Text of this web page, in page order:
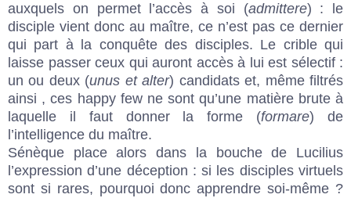
auxquels on permet l’accès à soi (admittere) : le
disciple vient donc au maître, ce n’est pas ce dernier
qui part à la conquête des disciples. Le crible qui
laisse passer ceux qui auront accès à lui est sélectif :
un ou deux (unus et alter) candidats et, même filtrés
ainsi , ces happy few ne sont qu’une matière brute à
laquelle il faut donner la forme (formare) de
l’intelligence du maître.
Sénèque place alors dans la bouche de Lucilius
l’expression d’une déception : si les disciples virtuels
sont si rares, pourquoi donc apprendre soi-même ?